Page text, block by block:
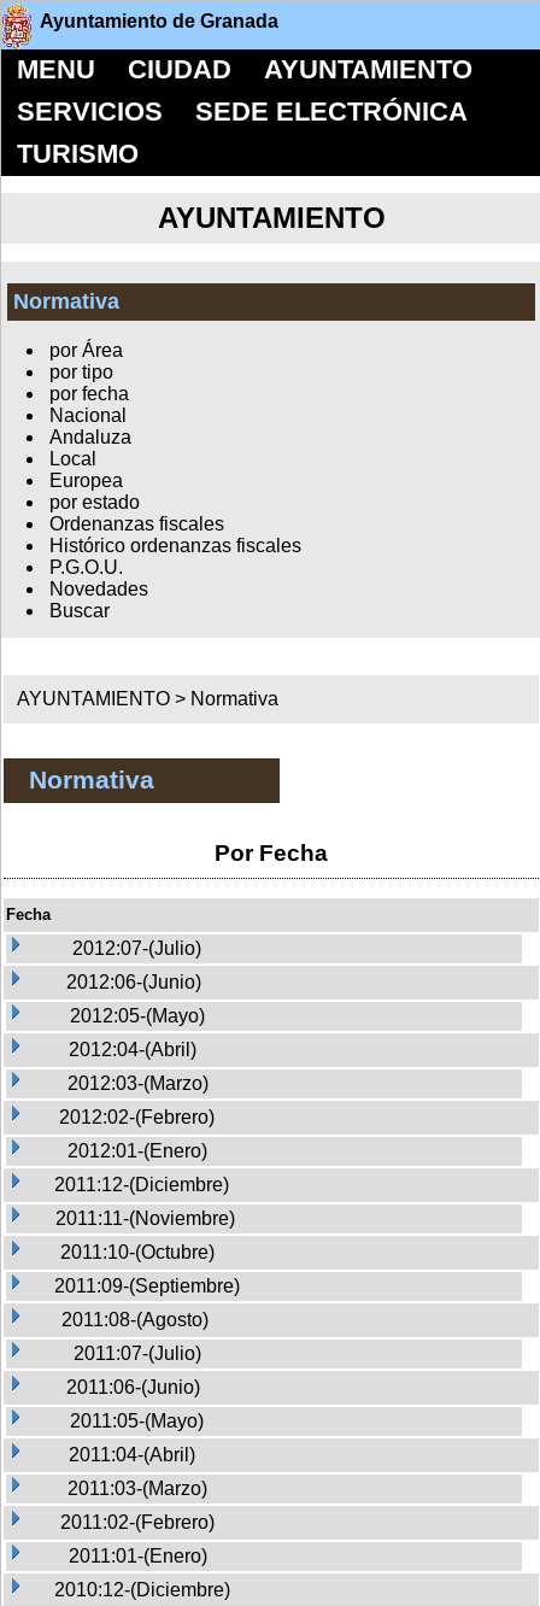
Ayuntamiento de Granada
MENU CIUDAD
AYUNTAMIENTO
SERVICIOS
SEDE ELECTRÓNICA
TURISMO
AYUNTAMIENTO
Normativa
por Área
por tipo
por fecha
Nacional
Andaluza
Local
Europea
por estado
Ordenanzas fiscales
Histórico ordenanzas fiscales
P.G.O.U.
Novedades
Buscar
AYUNTAMIENTO > Normativa
Normativa
Por Fecha
Fecha
2012:07-(Julio)
2012:06-(Junio)
2012:05-(Mayo)
2012:04-(Abril)
2012:03-(Marzo)
2012:02-(Febrero)
2012:01-(Enero)
2011:12-(Diciembre)
2011:11-(Noviembre)
2011:10-(Octubre)
2011:09-(Septiembre)
2011:08-(Agosto)
2011:07-(Julio)
2011:06-(Junio)
2011:05-(Mayo)
2011:04-(Abril)
2011:03-(Marzo)
2011:02-(Febrero)
2011:01-(Enero)
2010:12-(Diciembre)